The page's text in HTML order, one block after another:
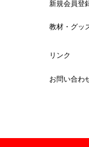
新規会員登
教材・グッ
リンク
お問い合わ